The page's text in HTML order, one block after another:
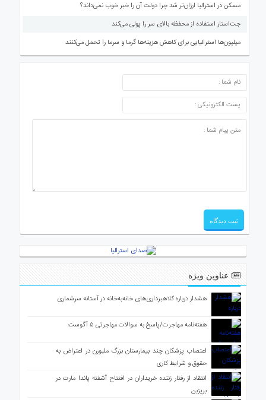
مسکن در استرالیا ارزان‌تر شد چرا دولت آن را خبر خوب نمی‌داند؟
جت‌استار استفاده از محفظه بالای سر را پولی می‌کند
میلیون‌ها استرالیایی برای کاهش هزینه‌ها گرما و سرما را تحمل می‌کنند
ارسال دیدگاه
عناوین ویژه
هشدار درباره کلاهبرداری‌های خانه‌به‌خانه در آستانه سرشماری
هفته‌نامه مهاجرت/پاسخ به سوالات مهاجرتی ۵ آگوست
اعتصاب پزشکان چند بیمارستان بزرگ ملبورن در اعتراض به
حقوق و شرایط کاری
انتقاد از رفتار زننده خریداران در افتتاح آشفته پاندا مارت در
بریزبن